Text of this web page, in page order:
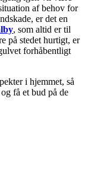
af behov for
er det en
, som altid er til
på stedet hurtigt, er
forhåbentligt
i hjemmet, så
få et bud på de